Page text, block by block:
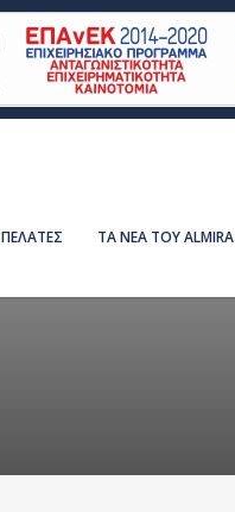
ΠΕΛΑΤΕΣ ΤΑ ΝΕΑ ΤΟΥ ALMIRA